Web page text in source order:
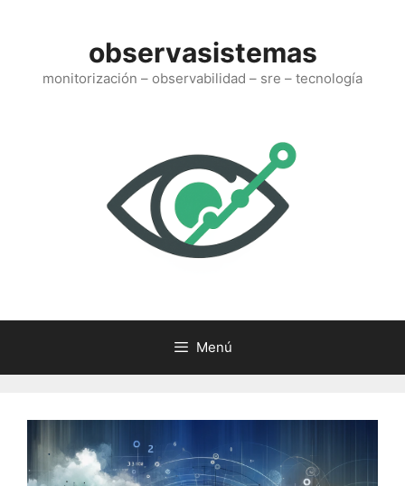
observasistemas
monitorización – observabilidad – sre – tecnología
Menú